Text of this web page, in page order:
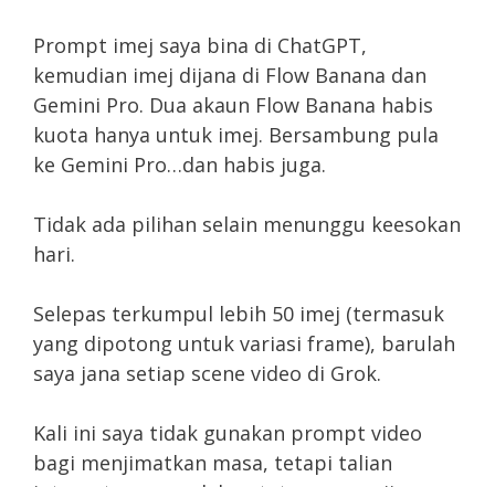
Prompt imej saya bina di ChatGPT,
kemudian imej dijana di Flow Banana dan
Gemini Pro. Dua akaun Flow Banana habis
kuota hanya untuk imej. Bersambung pula
ke Gemini Pro…dan habis juga.
Tidak ada pilihan selain menunggu keesokan
hari.
Selepas terkumpul lebih 50 imej (termasuk
yang dipotong untuk variasi frame), barulah
saya jana setiap scene video di Grok.
Kali ini saya tidak gunakan prompt video
bagi menjimatkan masa, tetapi talian